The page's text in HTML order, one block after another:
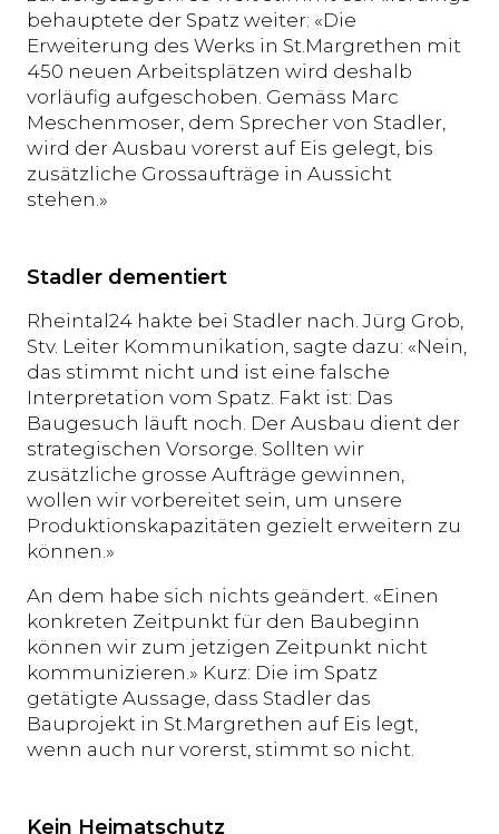
behauptete der Spatz weiter: «Die
Erweiterung des Werks in St.Margrethen mit
450 neuen Arbeitsplätzen wird deshalb
vorläufig aufgeschoben. Gemäss Marc
Meschenmoser, dem Sprecher von Stadler,
wird der Ausbau vorerst auf Eis gelegt, bis
zusätzliche Grossaufträge in Aussicht
stehen.»
Stadler dementiert
Rheintal24 hakte bei Stadler nach. Jürg Grob,
Stv. Leiter Kommunikation, sagte dazu: «Nein,
das stimmt nicht und ist eine falsche
Interpretation vom Spatz. Fakt ist: Das
Baugesuch läuft noch. Der Ausbau dient der
strategischen Vorsorge. Sollten wir
zusätzliche grosse Aufträge gewinnen,
wollen wir vorbereitet sein, um unsere
Produktionskapazitäten gezielt erweitern zu
können.»
An dem habe sich nichts geändert. «Einen
konkreten Zeitpunkt für den Baubeginn
können wir zum jetzigen Zeitpunkt nicht
kommunizieren.» Kurz: Die im Spatz
getätigte Aussage, dass Stadler das
Bauprojekt in St.Margrethen auf Eis legt,
wenn auch nur vorerst, stimmt so nicht.
Kein Heimatschutz